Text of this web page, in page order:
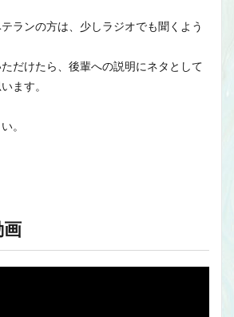
ランの方は、少しラジオでも聞くよう
だけたら、後輩への説明にネタとして
ます。
。